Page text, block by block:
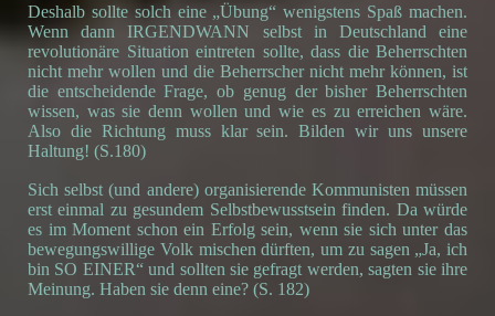
Deshalb sollte solch eine „Übung“ wenigstens Spaß machen.
Wenn dann IRGENDWANN selbst in Deutschland eine
revolutionäre Situation eintreten sollte, dass die Beherrschten
nicht mehr wollen und die Beherrscher nicht mehr können, ist
die entscheidende Frage, ob genug der bisher Beherrschten
wissen, was sie denn wollen und wie es zu erreichen wäre.
Also die Richtung muss klar sein. Bilden wir uns unsere
Haltung! (S.180)
Sich selbst (und andere) organisierende Kommunisten müssen
erst einmal zu gesundem Selbstbewusstsein finden. Da würde
es im Moment schon ein Erfolg sein, wenn sie sich unter das
bewegungswillige Volk mischen dürften, um zu sagen „Ja, ich
bin SO EINER“ und sollten sie gefragt werden, sagten sie ihre
Meinung. Haben sie denn eine? (S. 182)